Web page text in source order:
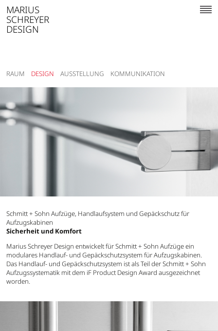
MARIUS
SCHREYER
DESIGN
RAUM DESIGN AUSSTELLUNG KOMMUNIKATION
Schmitt + Sohn Aufzüge, Handlaufsystem und Gepäckschutz für
Aufzugskabinen
Sicherheit und Komfort
Marius Schreyer Design entwickelt für Schmitt + Sohn Aufzüge ein
modulares Handlauf- und Gepäckschutzsystem für Aufzugskabinen.
Das Handlauf- und Gepäckschutzsystem ist als Teil der Schmitt + Sohn
Aufzugssystematik mit dem iF Product Design Award ausgezeichnet
worden.